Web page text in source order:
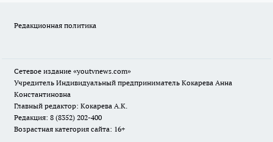
Редакционная политика
Сетевое издание «youtvnews.com»
Учредитель Индивидуальный предприниматель Кокарева Анна
Константиновна
Главный редактор: Кокарева А.К.
Редакция: 8 (8352) 202-400
Возрастная категория сайта: 16+